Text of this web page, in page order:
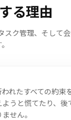
る理由
スク管理、そして
れたすべての約束
うと慌てたり、後
せん。